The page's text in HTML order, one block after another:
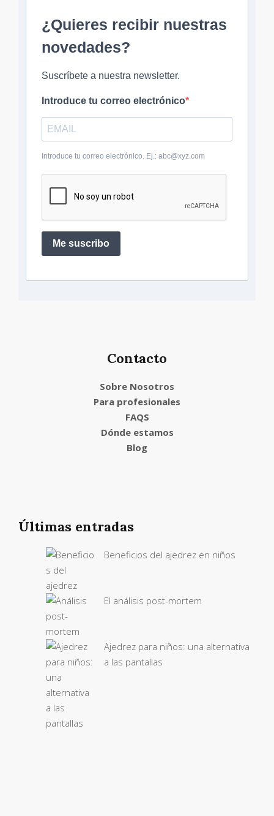
¿Quieres recibir nuestras
novedades?
Suscríbete a nuestra newsletter.
Introduce tu correo electrónico
Introduce tu correo electrónico. Ej.: abc@xyz.com
Me suscribo
Contacto
Sobre Nosotros
Para profesionales
FAQS
Dónde estamos
Blog
Últimas entradas
Beneficios del ajedrez en niños
El análisis post-mortem
Ajedrez para niños: una alternativa
a las pantallas